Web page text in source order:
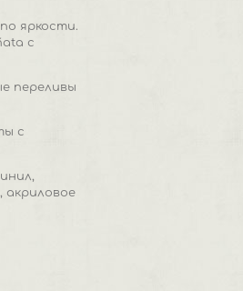
яркости.
с
переливы
с
акриловое